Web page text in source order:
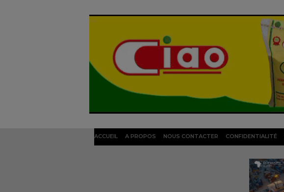
ACCUEIL A PROPOS NOUS CONTACTER CONFIDENTIALITÉ